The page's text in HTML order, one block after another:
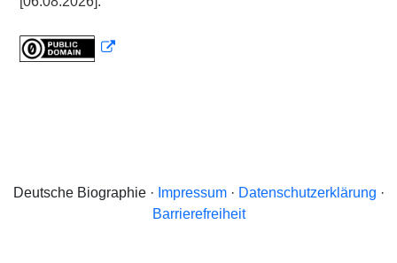
Deutsche Biographie · Impressum· Datenschutzerklärung ·
Barrierefreiheit